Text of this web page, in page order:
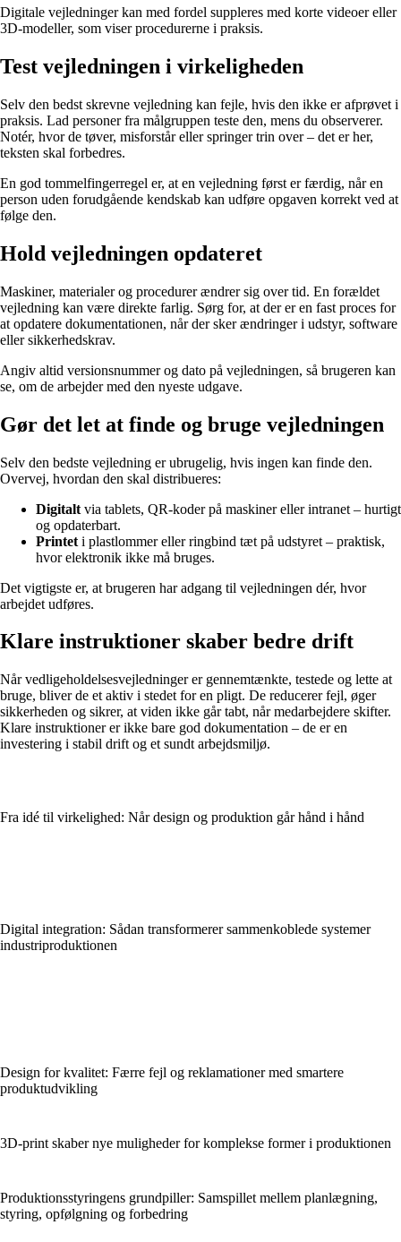
Digitale vejledninger kan med fordel suppleres med korte videoer eller
3D-modeller, som viser procedurerne i praksis.
Test vejledningen i virkeligheden
Selv den bedst skrevne vejledning kan fejle, hvis den ikke er afprøvet i
praksis. Lad personer fra målgruppen teste den, mens du observerer.
Notér, hvor de tøver, misforstår eller springer trin over – det er her,
teksten skal forbedres.
En god tommelfingerregel er, at en vejledning først er færdig, når en
person uden forudgående kendskab kan udføre opgaven korrekt ved at
følge den.
Hold vejledningen opdateret
Maskiner, materialer og procedurer ændrer sig over tid. En forældet
vejledning kan være direkte farlig. Sørg for, at der er en fast proces for
at opdatere dokumentationen, når der sker ændringer i udstyr, software
eller sikkerhedskrav.
Angiv altid versionsnummer og dato på vejledningen, så brugeren kan
se, om de arbejder med den nyeste udgave.
Gør det let at finde og bruge vejledningen
Selv den bedste vejledning er ubrugelig, hvis ingen kan finde den.
Overvej, hvordan den skal distribueres:
Digitalt via tablets, QR-koder på maskiner eller intranet – hurtigt
og opdaterbart.
Printet i plastlommer eller ringbind tæt på udstyret – praktisk,
hvor elektronik ikke må bruges.
Det vigtigste er, at brugeren har adgang til vejledningen dér, hvor
arbejdet udføres.
Klare instruktioner skaber bedre drift
Når vedligeholdelsesvejledninger er gennemtænkte, testede og lette at
bruge, bliver de et aktiv i stedet for en pligt. De reducerer fejl, øger
sikkerheden og sikrer, at viden ikke går tabt, når medarbejdere skifter.
Klare instruktioner er ikke bare god dokumentation – de er en
investering i stabil drift og et sundt arbejdsmiljø.
Fra idé til virkelighed: Når design og produktion går hånd i hånd
Digital integration: Sådan transformerer sammenkoblede systemer
industriproduktionen
Design for kvalitet: Færre fejl og reklamationer med smartere
produktudvikling
3D-print skaber nye muligheder for komplekse former i produktionen
Produktionsstyringens grundpiller: Samspillet mellem planlægning,
styring, opfølgning og forbedring